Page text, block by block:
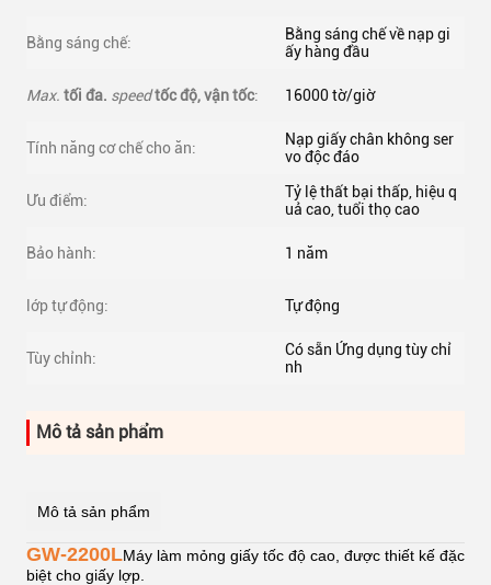
Bằng sáng chế:
Bằng sáng chế về nạp gi
ấy hàng đầu
Max. tối đa. speedtốc độ, vận tốc: 16000 tờ/giờ
Tính năng cơ chế cho ăn:
Nạp giấy chân không ser
vo độc đáo
Ưu điểm:
Tỷ lệ thất bại thấp, hiệu q
uả cao, tuổi thọ cao
Bảo hành: 1 năm
lớp tự động: Tự động
Tùy chỉnh:
Có sẵn Ứng dụng tùy chỉ
nh
Mô tả sản phẩm
Mô tả sản phẩm
GW-2200LMáy làm mỏng giấy tốc độ cao, được thiết kế đặc
biệt cho giấy lợp.